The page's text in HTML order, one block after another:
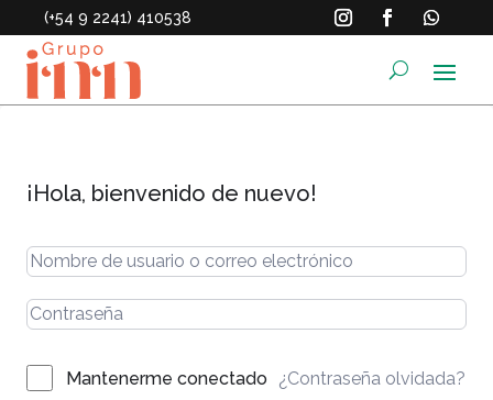
(+54 9 2241) 410538
¡Hola, bienvenido de nuevo!
Mantenerme conectado ¿Contraseña olvidada?